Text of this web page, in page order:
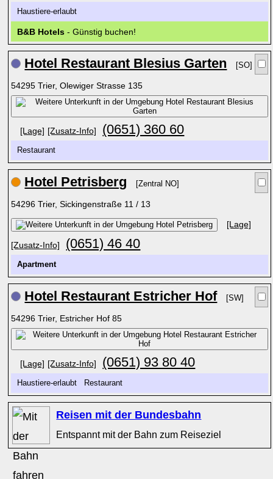
Haustiere-erlaubt
B&B Hotels - Günstig buchen!
Hotel Restaurant Blesius Garten [SO]
54295 Trier, Olewiger Strasse 135
[Lage] [Zusatz-Info] (0651) 360 60
Restaurant
Hotel Petrisberg [Zentral NO]
54296 Trier, Sickingenstraße 11 / 13
[Lage]
[Zusatz-Info] (0651) 46 40
Apartment
Hotel Restaurant Estricher Hof [SW]
54296 Trier, Estricher Hof 85
[Lage] [Zusatz-Info] (0651) 93 80 40
Haustiere-erlaubt Restaurant
Reisen mit der Bundesbahn
Entspannt mit der Bahn zum Reiseziel